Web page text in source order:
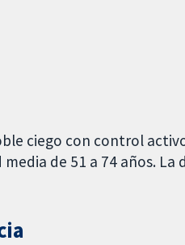
ciego con control activo
de 51 a 74 años. La